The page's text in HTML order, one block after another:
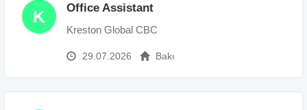
K Office Assistant
Kreston Global CBC
29.07.2026 Bakı